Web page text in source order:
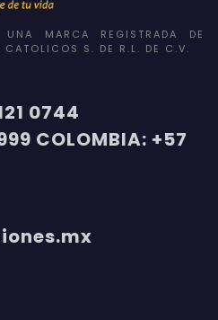
UNA MARCA REGISTRADA DE
CATOLICOS S. DE R.L. DE C.V.
0744
COLOMBIA: +57